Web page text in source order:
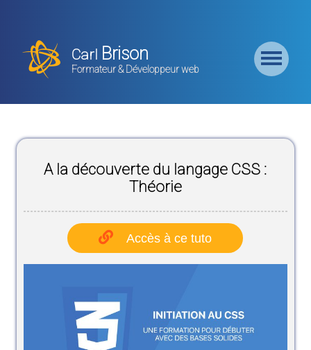
Carl Brison
Formateur & Développeur web
Formation
Backend
Formation
Frontend
Formation
Logiciel
A la découverte du langage CSS :
Théorie
Accès à ce tuto